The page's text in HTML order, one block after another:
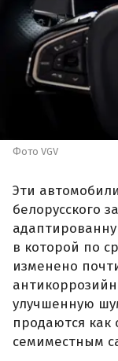
Фото VGV
Эти
белорусского
в которой по
изменено
улучшенную
продаются как
семиместным